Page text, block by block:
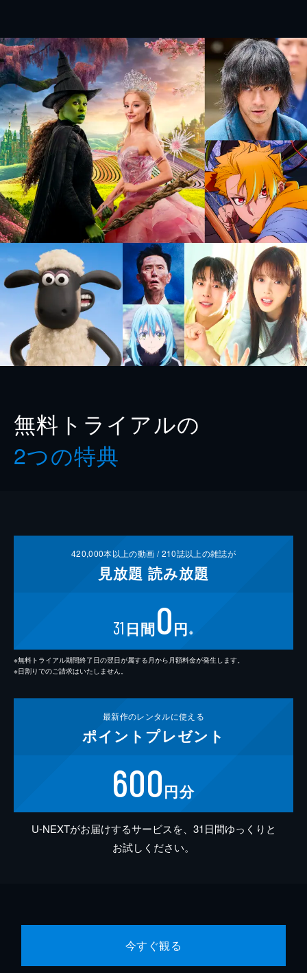
無料トライアルの
2つの特典
420,000本以上の動画 /210誌以上の雑誌が
見放題 読み放題
31 日間0円 ※
※無料トライアル期間終了日の翌日が属する月から月額料金が発生します。
※日割りでのご請求はいたしません。
最新作のレンタルに使える
ポイント プレゼント
600円分
U-NEXTがお届けするサービスを、31日間ゆっくりと
お試しください。
今すぐ観る